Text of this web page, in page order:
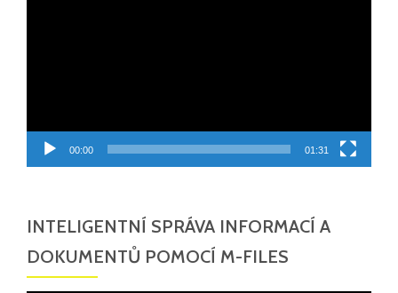
00:00 01:31
INTELIGENTNÍ SPRÁVA INFORMACÍ A
DOKUMENTŮ POMOCÍ M-FILES